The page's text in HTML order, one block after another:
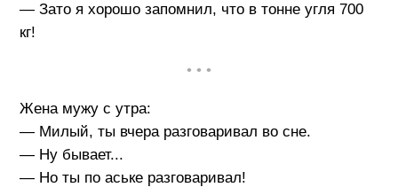
— Зато я хорошо запомнил, что в тонне угля 700
кг!
• • •
Жена мужу с утра:
— Милый, ты вчера разговаривал во сне.
— Ну бывает...
— Но ты по аське разговаривал!